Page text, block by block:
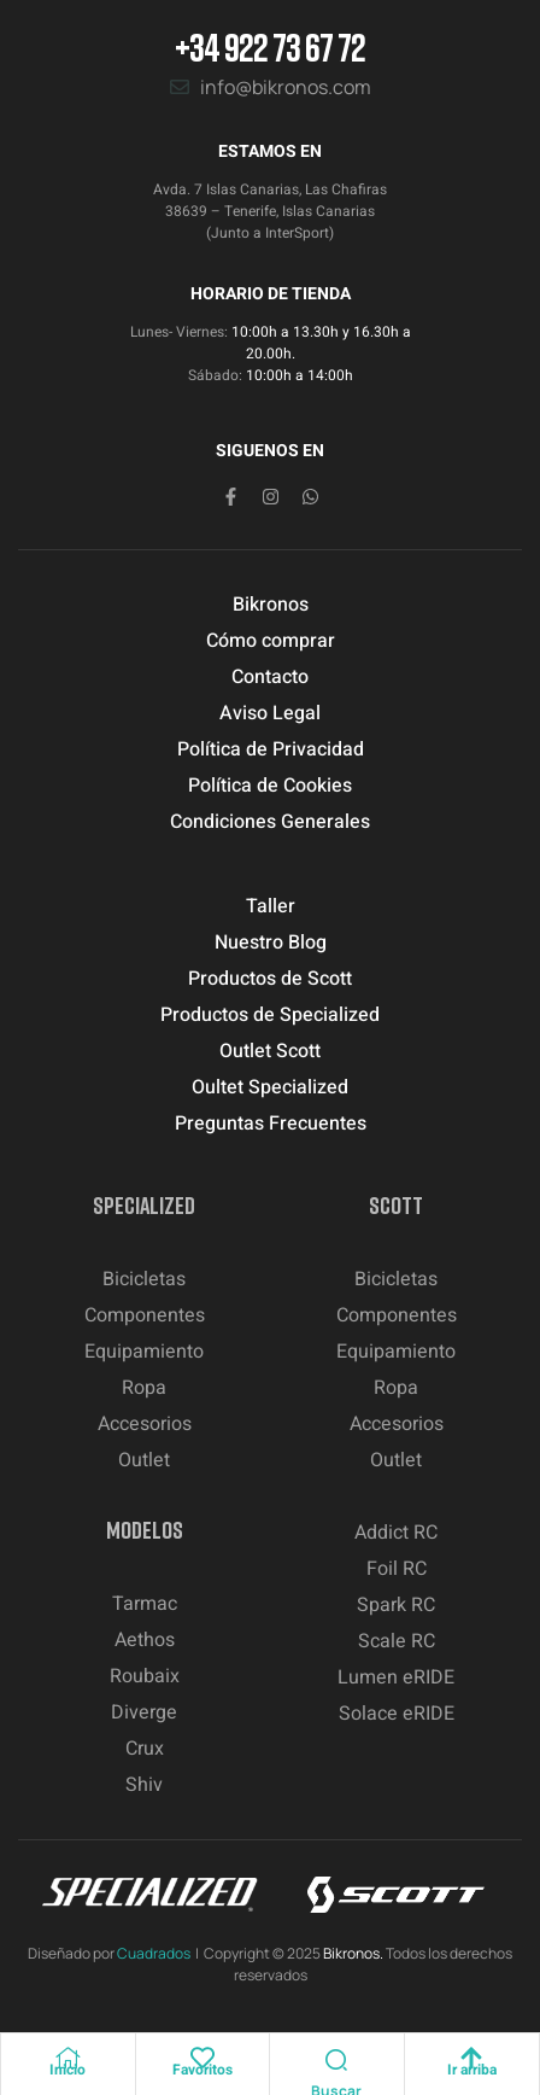
Inicio Favoritos
Buscar
Ir arriba
+34 922 73 67 72
info@bikronos.com
ESTAMOS EN
Avda. 7 Islas Canarias, Las Chafiras
38639 – Tenerife, Islas Canarias
(Junto a InterSport)
HORARIO DE TIENDA
Lunes- Viernes: 10:00h a 13.30h y 16.30h a
20.00h.
Sábado: 10:00h a 14:00h
SIGUENOS EN
Bikronos
Cómo comprar
Contacto
Aviso Legal
Política de Privacidad
Política de Cookies
Condiciones Generales
Taller
Nuestro Blog
Productos de Scott
Productos de Specialized
Outlet Scott
Oultet Specialized
Preguntas Frecuentes
SPECIALIZED
Bicicletas
Componentes
Equipamiento
Ropa
Accesorios
Outlet
SCOTT
Bicicletas
Componentes
Equipamiento
Ropa
Accesorios
Outlet
MODELOS
Tarmac
Aethos
Roubaix
Diverge
Crux
Shiv
Addict RC
Foil RC
Spark RC
Scale RC
Lumen eRIDE
Solace eRIDE
Diseñado porCuadrados | Copyright © 2025Bikronos.Todos los derechos
reservados